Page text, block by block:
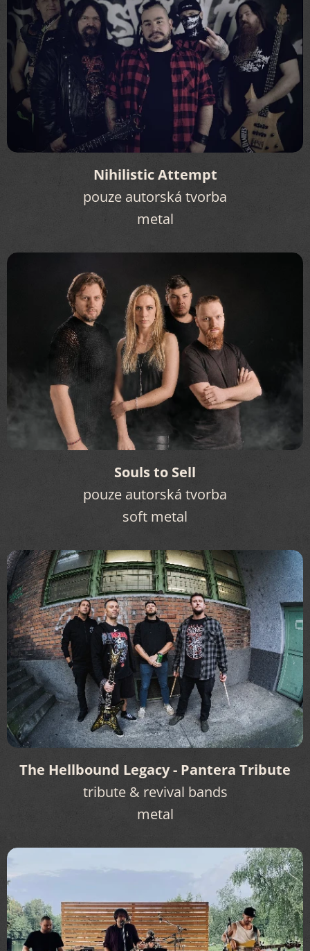
Nihilistic Attempt
pouze autorská tvorba
metal
Souls to Sell
pouze autorská tvorba
soft metal
The Hellbound Legacy - Pantera Tribute
tribute & revival bands
metal